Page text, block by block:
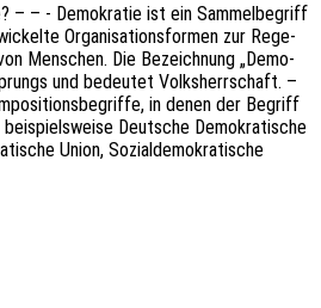
– – - Demo­kra­tie ist ein Sammel­be­griff
Orga­ni­sa­ti­ons­for­men zur Rege­
Menschen. Die Bezeich­nung „Demo­
und bedeu­tet Volks­herr­schaft. –
in denen der Begriff
Deut­sche Demo­kra­ti­sche
Union, Sozi­al­de­mo­kra­ti­sche